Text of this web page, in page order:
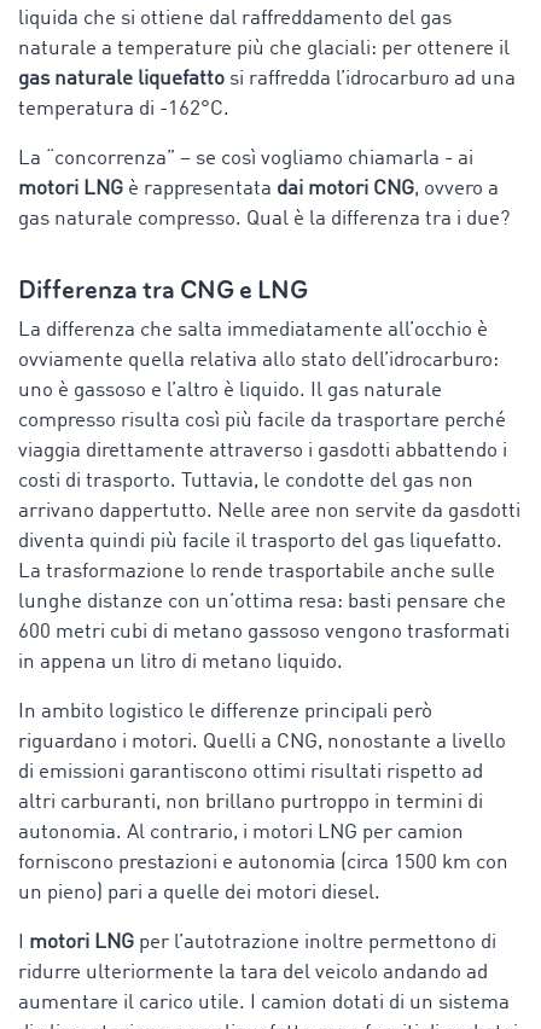
liquida che si ottiene dal raffreddamento del gas
naturale a temperature più che glaciali: per ottenere il
gas naturale liquefatto si raffredda l’idrocarburo ad una
temperatura di -162°C.
La “concorrenza” – se così vogliamo chiamarla - ai
motori LNG è rappresentata dai motori CNG, ovvero a
gas naturale compresso. Qual è la differenza tra i due?
Differenza tra CNG e LNG
La differenza che salta immediatamente all’occhio è
ovviamente quella relativa allo stato dell’idrocarburo:
uno è gassoso e l’altro è liquido. Il gas naturale
compresso risulta così più facile da trasportare perché
viaggia direttamente attraverso i gasdotti abbattendo i
costi di trasporto. Tuttavia, le condotte del gas non
arrivano dappertutto. Nelle aree non servite da gasdotti
diventa quindi più facile il trasporto del gas liquefatto.
La trasformazione lo rende trasportabile anche sulle
lunghe distanze con un’ottima resa: basti pensare che
600 metri cubi di metano gassoso vengono trasformati
in appena un litro di metano liquido.
In ambito logistico le differenze principali però
riguardano i motori. Quelli a CNG, nonostante a livello
di emissioni garantiscono ottimi risultati rispetto ad
altri carburanti, non brillano purtroppo in termini di
autonomia. Al contrario, i motori LNG per camion
forniscono prestazioni e autonomia (circa 1500 km con
un pieno) pari a quelle dei motori diesel.
motori LNG per l’autotrazione inoltre permettono di
ridurre ulteriormente la tara del veicolo andando ad
aumentare il carico utile. I camion dotati di un sistema